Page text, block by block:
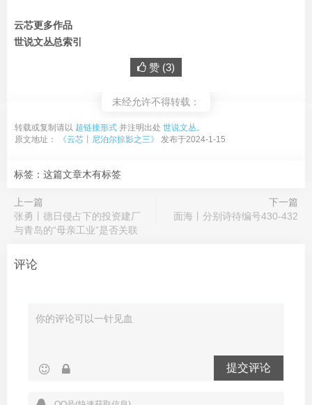
云芯更多作品
世说文丛总索引
赞 (3)
未经允许不得转载：
转载或复制请以 超链接形式 并注明出处 世说文丛。
原文地址：
《云芯丨尼泊尔掠影之三》 发布于2024-1-15
标签：这篇文章木有标签
上一篇
张勇丨德日侵占下的投资建厂
与青岛的“母亲工业”是否关联
下一篇
面海丨分别诗待编号430-432
评论
提交评论